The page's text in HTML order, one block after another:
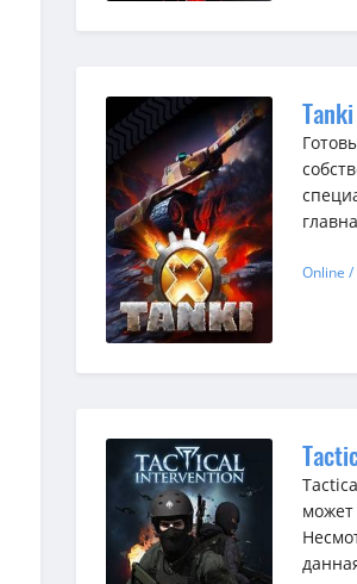
Online